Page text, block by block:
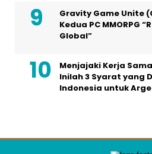
Gravity Game Unite
Kedua PC MMORPG
Global”
Menjajaki Kerja
Inilah 3 Syarat yang
Indonesia untuk